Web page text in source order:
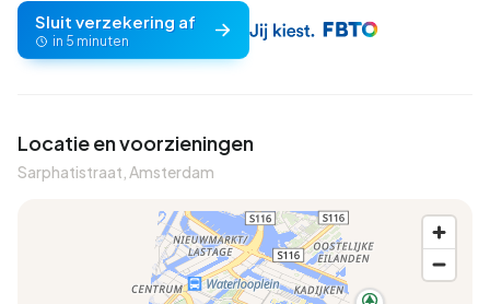
Sluit verzekering af
in 5 minuten
Locatie en voorzieningen
Sarphatistraat, Amsterdam